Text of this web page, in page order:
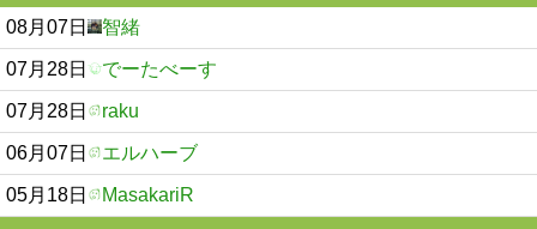
08月07日 智緒
07月28日 でーたべーす
07月28日 raku
06月07日 エルハーブ
05月18日 MasakariR